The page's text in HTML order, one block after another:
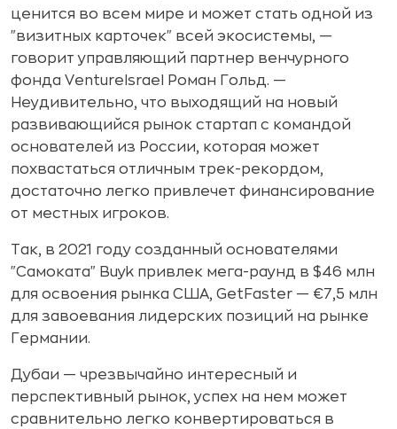
ценится во всем мире и может стать одной из
"визитных карточек" всей экосистемы, —
говорит управляющий партнер венчурного
фонда VentureIsrael Роман Гольд. —
Неудивительно, что выходящий на новый
развивающийся рынок стартап с командой
основателей из России, которая может
похвастаться отличным трек-рекордом,
достаточно легко привлечет финансирование
от местных игроков.
Так, в 2021 году созданный основателями
"Самоката" Buyk привлек мега-раунд в $46 млн
для освоения рынка США, GetFaster — €7,5 млн
для завоевания лидерских позиций на рынке
Германии.
Дубаи — чрезвычайно интересный и
перспективный рынок, успех на нем может
сравнительно легко конвертироваться в